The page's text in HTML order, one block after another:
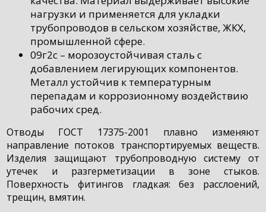
нагрузки и применяется для укладки
трубопроводов в сельском хозяйстве, ЖКХ,
промышленной сфере.
09г2с – морозоустойчивая сталь с
добавлением легирующих компонентов.
Металл устойчив к температурным
перепадам и коррозионному воздействию
рабочих сред.
Отводы ГОСТ 17375-2001 плавно изменяют
направление потоков транспортируемых веществ.
Изделия защищают трубопроводную систему от
утечек и разгерметизации в зоне стыков.
Поверхность фитингов гладкая: без расслоений,
трещин, вмятин.